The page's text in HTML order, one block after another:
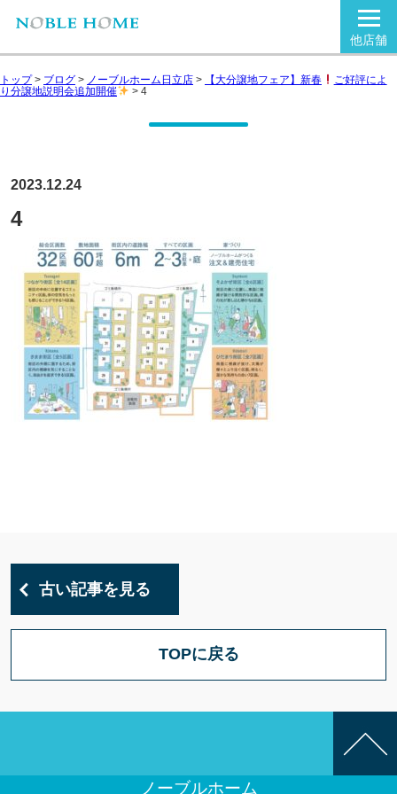
他店舗
トップ> ブログ > ノーブルホーム日立店 > 【大分譲地フェア】新春
ご好評によ
り分譲地説明会追加開催
> 4
2023.12.24
4
古い記事を見る
TOPに戻る
ノーブルホーム